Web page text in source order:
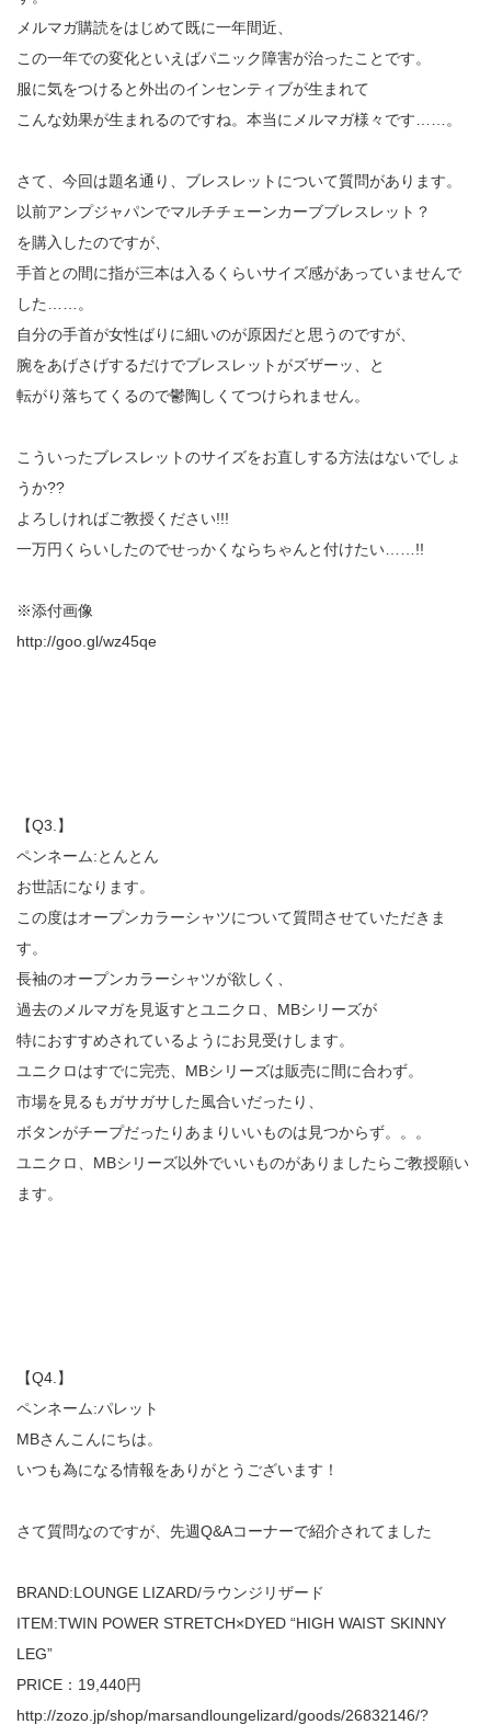
メルマガ購読をはじめて既に一年間近、
この一年での変化といえばパニック障害が治ったことです。
服に気をつけると外出のインセンティブが生まれて
こんな効果が生まれるのですね。本当にメルマガ様々です……。
さて、今回は題名通り、ブレスレットについて質問があります。
以前アンプジャパンでマルチチェーンカーブブレスレット？
を購入したのですが、
手首との間に指が三本は入るくらいサイズ感があっていませんで
した……。
自分の手首が女性ばりに細いのが原因だと思うのですが、
腕をあげさげするだけでブレスレットがズザーッ、と
転がり落ちてくるので鬱陶しくてつけられません。
こういったブレスレットのサイズをお直しする方法はないでしょ
うか??
よろしければご教授ください!!!
一万円くらいしたのでせっかくならちゃんと付けたい……!!
※添付画像
http://goo.gl/wz45qe
【Q3.】
ペンネーム:とんとん
お世話になります。
この度はオープンカラーシャツについて質問させていただきま
す。
長袖のオープンカラーシャツが欲しく、
過去のメルマガを見返すとユニクロ、MBシリーズが
特におすすめされているようにお見受けします。
ユニクロはすでに完売、MBシリーズは販売に間に合わず。
市場を見るもガサガサした風合いだったり、
ボタンがチープだったりあまりいいものは見つからず。。。
ユニクロ、MBシリーズ以外でいいものがありましたらご教授願い
ます。
【Q4.】
ペンネーム:パレット
MBさんこんにちは。
いつも為になる情報をありがとうございます！
さて質問なのですが、先週Q&Aコーナーで紹介されてました
BRAND:LOUNGE LIZARD/ラウンジリザード
ITEM:TWIN POWER STRETCH×DYED “HIGH WAIST SKINNY
LEG”
PRICE：19,440円
http://zozo.jp/shop/marsandloungelizard/goods/26832146/?